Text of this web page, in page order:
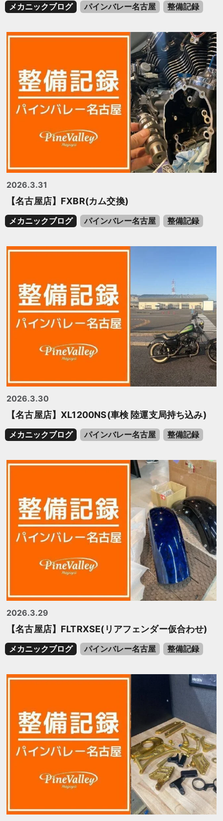
メカニックブログ パインバレー名古屋 整備記録
2026.3.31
【名古屋店】FXBR(カム交換)
メカニックブログ パインバレー名古屋 整備記録
2026.3.30
【名古屋店】XL1200NS(車検 陸運支局持ち込み)
メカニックブログ パインバレー名古屋 整備記録
2026.3.29
【名古屋店】FLTRXSE(リアフェンダー仮合わせ)
メカニックブログ パインバレー名古屋 整備記録